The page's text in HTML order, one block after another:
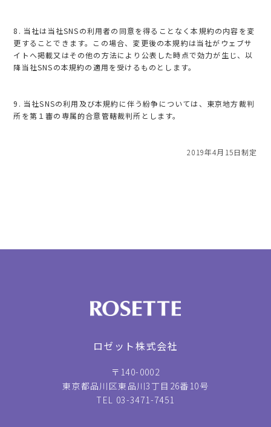
8. 当社は当社SNSの利用者の同意を得ることなく本規約の内容を変
更することできます。この場合、変更後の本規約は当社がウェブサ
イトへ掲載又はその他の方法により公表した時点で効力が生じ、以
降当社SNSの本規約の適用を受けるものとします。
9. 当社SNSの利用及び本規約に伴う紛争については、東京地方裁判
所を第１審の専属的合意管轄裁判所とします。
2019年4月15日制定
ロゼット株式会社
〒140-0002
東京都品川区東品川3丁目26番10号
TEL 03-3471-7451